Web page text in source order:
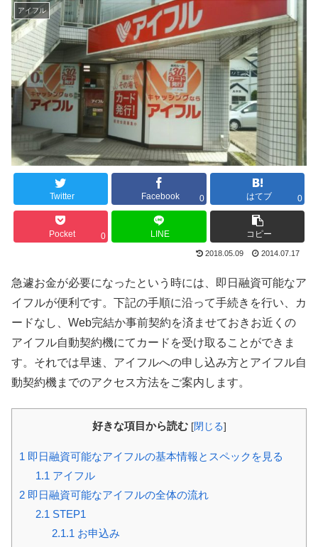
アイフル
Twitter Facebook 0 はてブ 0
Pocket 0 LINE コピー
2018.05.09 2014.07.17
急遽お金が必要になったという時には、即日融資可能なア
イフルが便利です。下記の手順に沿って手続きを行い、カ
ードなし、Web完結か事前契約を済ませておきお近くの
アイフル自動契約機にてカードを受け取ることができま
す。それでは早速、アイフルへの申し込み方とアイフル自
動契約機までのアクセス方法をご案内します。
好きな項目から読む [閉じる]
1 即日融資可能なアイフルの基本情報とスペックを見る
1.1 アイフル
2 即日融資可能なアイフルの全体の流れ
2.1 STEP1
2.1.1 お申込み